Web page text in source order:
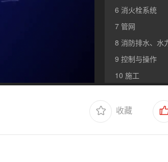
6 消火栓系统
7 管网
8 消防排水、水
9 控制与操作
10 施工
收藏